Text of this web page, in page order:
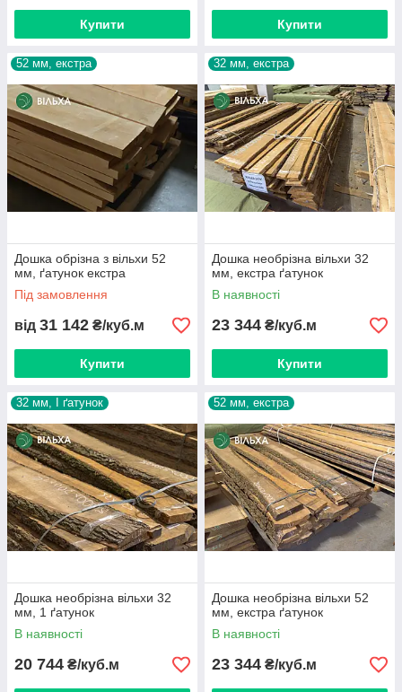
На розмір знижок впливають обсяг замовлення і тип
продукції.
Зручна оплата
. Оплатити пиломатеріали можна на
складі готівкою (видається касовий чек) або за
безготівковим розрахунком (ФОП, ТОВ з ПДВ).
Самовивіз, відправлення по Україні. У вас є
можливість забрати вільхові дошки самовивозом. Діє
відправка обрізних і необрізних пиломатеріалів з вільхи
компаніями-перевізниками по Україні.
Додаткові послуги. Виконуємо чорнову порізку
придбаних у нашому магазині дощок, яка дозволяє
Точні розміри обрізної та необрізної дошки вільхи
Купити Купити
52 мм, екстра
Дошка обрізна з вільхи 52
мм, ґатунок екстра
Під замовлення
від 31 142 ₴/куб.м
Купити
32 мм, екстра
Дошка необрізна вільхи 32
мм, екстра ґатунок
В наявності
23 344 ₴/куб.м
Купити
32 мм, І ґатунок
Дошка необрізна вільхи 32
мм, 1 ґатунок
В наявності
20 744 ₴/куб.м
52 мм, екстра
Дошка необрізна вільхи 52
мм, екстра ґатунок
В наявності
23 344 ₴/куб.м